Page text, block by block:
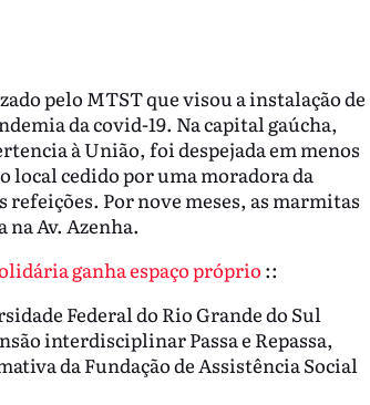
pelo MTST que visou a instalação de
da covid-19. Na capital gaúcha,
à União, foi despejada em menos
local cedido por uma moradora da
Por nove meses, as marmitas
Av. Azenha.
ganha espaço próprio ::
Federal do Rio Grande do Sul
interdisciplinar Passa e Repassa,
da Fundação de Assistência Social